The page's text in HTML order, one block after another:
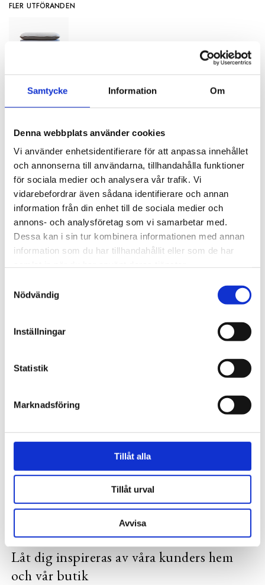
Samtycke Information Om
Denna webbplats använder cookies
Vi använder enhetsidentifierare för att anpassa innehållet
och annonserna till användarna, tillhandahålla funktioner
för sociala medier och analysera vår trafik. Vi
vidarebefordrar även sådana identifierare och annan
information från din enhet till de sociala medier och
annons- och analysföretag som vi samarbetar med.
Dessa kan i sin tur kombinera informationen med annan
information som du har tillhandahållit eller som de har
Nödvändig
Inställningar
Statistik
Marknadsföring
Tillåt alla
Tillåt urval
Avvisa
FLER UTFÖRANDEN
Artikelnummer
117294
Bredd
51 cm
Djup
47 cm
Höjd
52 cm
Färg
Brun
BESKRIVNING
RECENSIONER
PRODUKTBLAD
30 dagars öppet köp - gäller ej företagskunder eller beställningsvaror
Låt dig inspireras av våra kunders hem
och vår butik